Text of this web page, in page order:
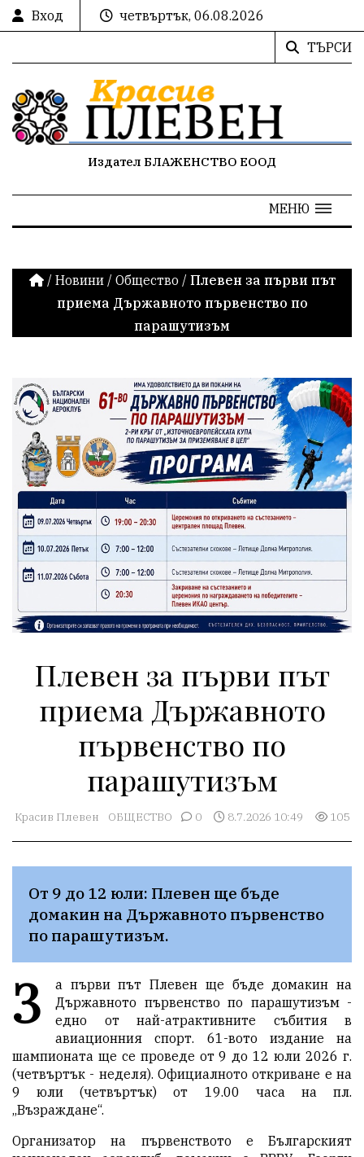
Вход
четвъртък, 06.08.2026
ТЪРСИ
Издател БЛАЖЕНСТВО ЕООД
МЕНЮ
/ Новини / Общество / Плевен за първи път
приема Държавното първенство по
парашутизъм
Плевен за първи път
приема Държавното
първенство по
парашутизъм
Красив Плевен ОБЩЕСТВО 0 8.7.2026 10:49 105
От 9 до 12 юли: Плевен ще бъде
домакин на Държавното първенство
по парашутизъм.
З
а първи път Плевен ще бъде домакин на
Държавното първенство по парашутизъм -
едно от най-атрактивните събития в
авиационния спорт. 61-вото издание на
шампионата ще се проведе от 9 до 12 юли 2026 г.
(четвъртък - неделя). Официалното откриване е на
9 юли (четвъртък) от 19.00 часа на пл.
„Възраждане“.
Организатор на първенството е Българският